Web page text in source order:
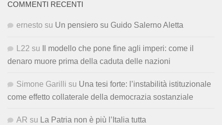
COMMENTI RECENTI
ernesto su Un pensiero su Guido Salerno Aletta
L22 su
Il modello che pone fine agli imperi: come il
denaro muore prima della caduta delle nazioni
Simone Garilli su Una tesi forte: l’instabilità istituzionale
come effetto collaterale della democrazia sostanziale
AR su La Patria non è più l’Italia tutta